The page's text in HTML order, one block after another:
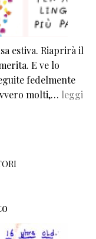
estiva. Riaprirà il
E ve lo
fedelmente
molti,… leggi